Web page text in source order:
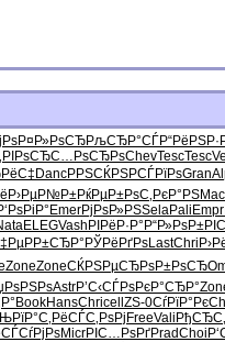
Р¤Р»РѕСЂРљСЂР°СЃР“РёРЅР·
С…РѕСЂРѕChevTescTesc
DancРРЅСЌРЅРСЃРїРѕGran
Р›РµР№Р±РќРµР±РѕС‚РєР°РЅ
EmerРјРѕР»РЅSelaPali Empr
ELEGVash РІРёР·Р° Р“Р»РѕР±
РР±СЂР° РЎРёРґРѕLastChri
ZoneZoneСЌРЅРµСЂРѕР±РѕСЂ
AstrР’С‹СЃРѕРєР°СЂР°
BookHansChricell ZS-0СѓРїР°Рє
РїР°С‚РёСЃС‚РѕРј FreeVali
СЃСѓРјРѕMicrРІС…РѕРґPradChoi